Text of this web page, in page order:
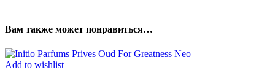
Вам также может понравиться…
Add to wishlist